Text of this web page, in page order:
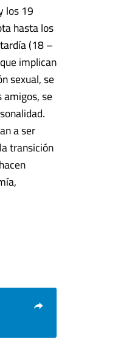
los 19
hasta los
(18 –
implican
sexual, se
se
a ser
transición